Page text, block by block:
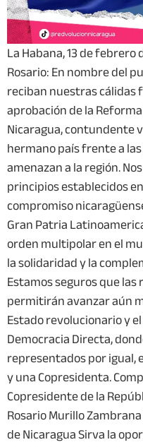
La Habana, 13 de
Rosario: En nombre del
reciban nuestras cálidas
aprobación de la
Nicaragua, contundente
hermano país frente a
amenazan a la región.
principios establecidos
compromiso
Gran Patria
orden multipolar en el
la solidaridad y la
Estamos seguros que
permitirán avanzar aún
Estado revolucionario y
Democracia Directa,
representados por igual,
y una Copresidenta.
Copresidente de la
Rosario Murillo
de Nicaragua Sirva la